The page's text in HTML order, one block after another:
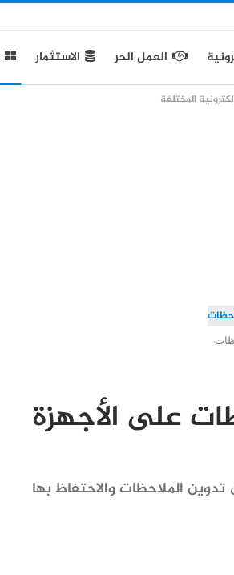
العمل الحر الاستثمار
المختلفة
على الأجهزة
الملاحظات والاحتفاظ بها